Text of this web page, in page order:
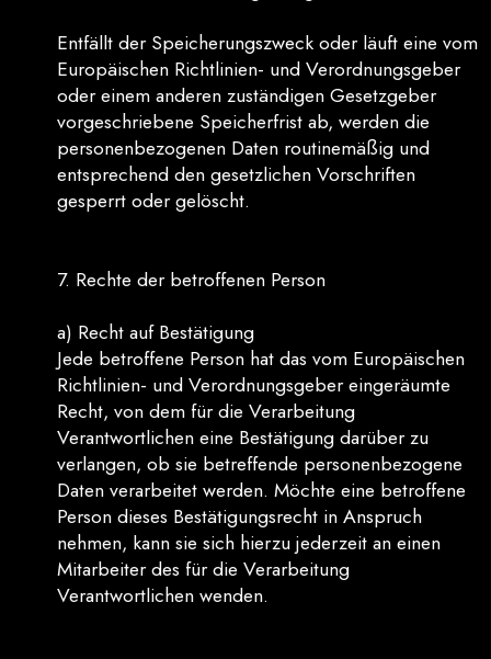
Entfällt der Speicherungszweck oder läuft eine vom
Europäischen Richtlinien- und Verordnungsgeber
oder einem anderen zuständigen Gesetzgeber
vorgeschriebene Speicherfrist ab, werden die
personenbezogenen Daten routinemäßig und
entsprechend den gesetzlichen Vorschriften
gesperrt oder gelöscht.
7. Rechte der betroffenen Person
a) Recht auf Bestätigung
Jede betroffene Person hat das vom Europäischen
Richtlinien- und Verordnungsgeber eingeräumte
Recht, von dem für die Verarbeitung
Verantwortlichen eine Bestätigung darüber zu
verlangen, ob sie betreffende personenbezogene
Daten verarbeitet werden. Möchte eine betroffene
Person dieses Bestätigungsrecht in Anspruch
nehmen, kann sie sich hierzu jederzeit an einen
Mitarbeiter des für die Verarbeitung
Verantwortlichen wenden.